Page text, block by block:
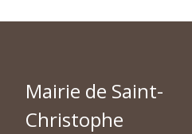
Mairie de Saint-
Christophe